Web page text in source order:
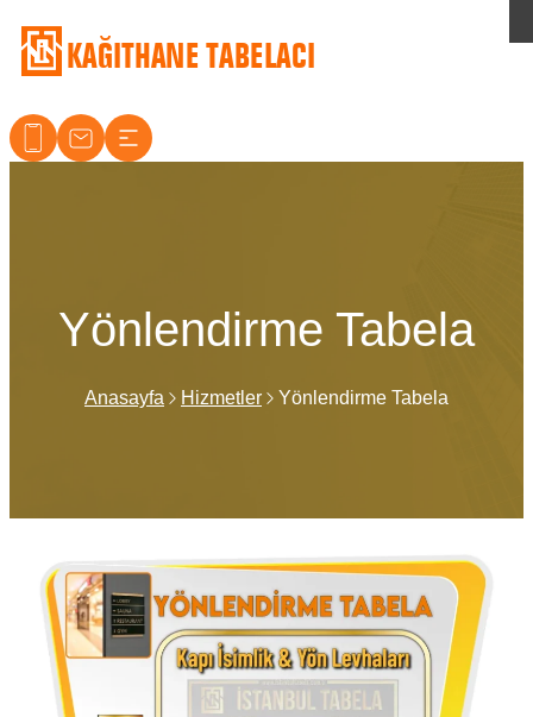
Yönlendirme Tabela
Anasayfa Hizmetler Yönlendirme Tabela